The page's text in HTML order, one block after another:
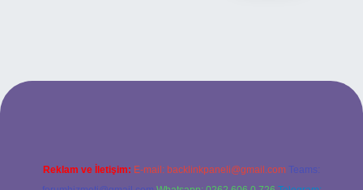
bahis sitesi
Reklam ve İletişim: E-mail: backlinkpaneli@gmail.com Teams: